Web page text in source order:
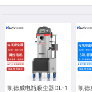
凯德威电瓶吸尘器DL-1
凯德